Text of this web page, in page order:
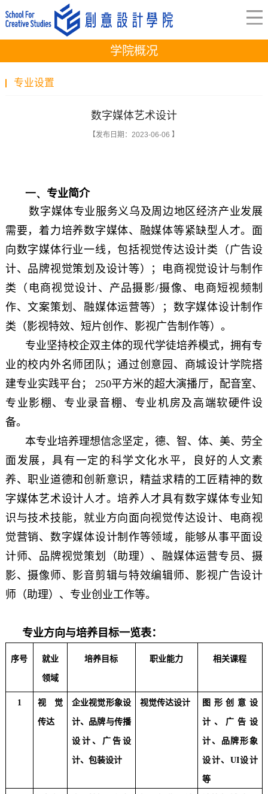
学院概况
专业设置
数字媒体艺术设计
【发布日期：2023-06-06 】
一、 专业简介
数字媒体专业服务义乌及周边地区经济产业发展
需要，着力培养数字媒体、融媒体等紧缺型人才。面
向数字媒体行业一线，包括视觉传达设计类（广告设
计、品牌视觉策划及设计等）；电商视觉设计与制作
类（电商视觉设计、产品摄影/摄像、电商短视频制
作、文案策划、融媒体运营等）；数字媒体设计制作
类（影视特效、短片创作、影视广告制作等）。
专业坚持校企双主体的现代学徒培养模式，拥有专
业的校内外名师团队；通过创意园、商城设计学院搭
建专业实践平台； 250平方米的超大演播厅，配音室、
专业影棚、专业录音棚、专业机房及高端软硬件设
备。
本专业培养理想信念坚定，德、智、体、美、劳全
面发展，具有一定的科学文化水平，良好的人文素
养、职业道德和创新意识，精益求精的工匠精神的数
字媒体艺术设计人才。培养人才具有数字媒体专业知
识与技术技能，就业方向面向视觉传达设计、电商视
觉营销、数字媒体设计制作等领域，能够从事平面设
计师、品牌视觉策划（助理）、融媒体运营专员、摄
影、摄像师、影音剪辑与特效编辑师、影视广告设计
师（助理）、专业创业工作等。
专业方向与培养目标一览表：
序号 就业
领域
培养目标 职业能力 相关课程
1 视觉
传达
企业视觉形象设
计、品牌与传播
设计、广告设
计、包装设计
视觉传达设计 图形创意设
计、广告设
计、品牌形象
设计、UI设计
等